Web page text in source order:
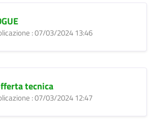
: 07/03/2024 13:46
tecnica
: 07/03/2024 12:47